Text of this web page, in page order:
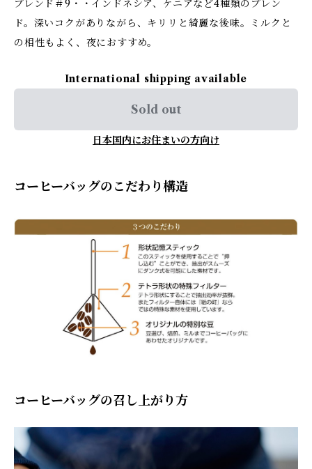
ブレンド＃9・・インドネシア、ケニアなど4種類のブレン
ド。深いコクがありながら、キリリと綺麗な後味。ミルクと
の相性もよく、夜におすすめ。
International shipping available
Sold out
日本国内にお住まいの方向け
コーヒーバッグのこだわり構造
コーヒーバッグの召し上がり方